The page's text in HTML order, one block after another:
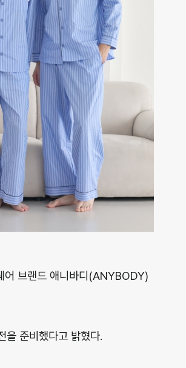
어 브랜드 애니바디(ANYBODY)
을 준비했다고 밝혔다.